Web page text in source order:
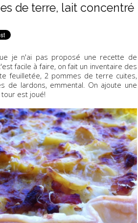
de terre, lait concentré
je n'ai pas proposé une recette de
facile à faire, on fait un inventaire des
feuilletée, 2 pommes de terre cuites,
de lardons, emmental. On ajoute une
tour est joué!